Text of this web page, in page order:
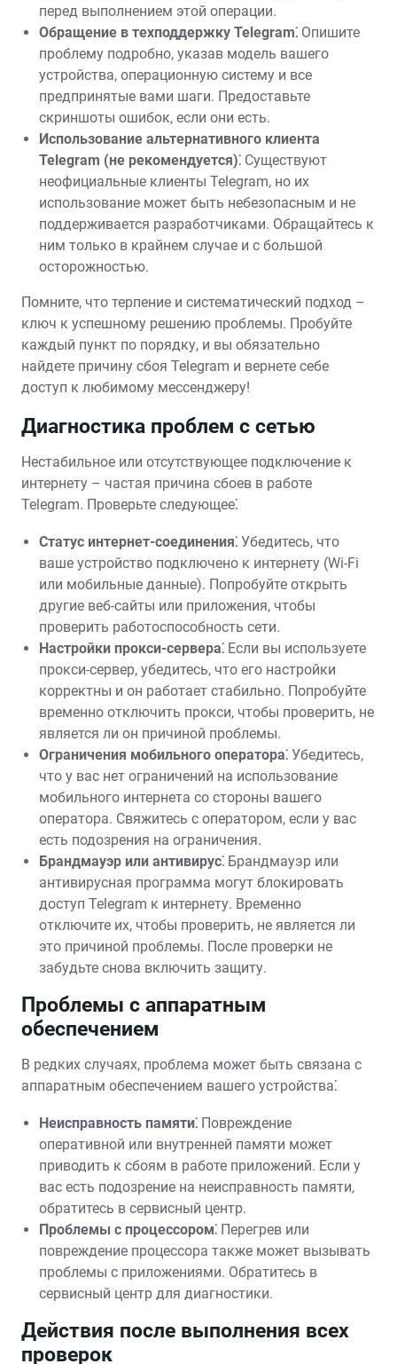
перед выполнением этой операции.
Обращение в техподдержку Telegram⁚ Опишите
проблему подробно, указав модель вашего
устройства, операционную систему и все
предпринятые вами шаги. Предоставьте
скриншоты ошибок, если они есть.
Использование альтернативного клиента
Telegram (не рекомендуется)⁚ Существуют
неофициальные клиенты Telegram, но их
использование может быть небезопасным и не
поддерживается разработчиками. Обращайтесь к
ним только в крайнем случае и с большой
осторожностью.
Помните, что терпение и систематический подход –
ключ к успешному решению проблемы. Пробуйте
каждый пункт по порядку, и вы обязательно
найдете причину сбоя Telegram и вернете себе
доступ к любимому мессенджеру!
Диагностика проблем с сетью
Нестабильное или отсутствующее подключение к
интернету – частая причина сбоев в работе
Telegram. Проверьте следующее⁚
Статус интернет-соединения⁚ Убедитесь, что
ваше устройство подключено к интернету (Wi-Fi
или мобильные данные). Попробуйте открыть
другие веб-сайты или приложения, чтобы
проверить работоспособность сети.
Настройки прокси-сервера⁚ Если вы используете
прокси-сервер, убедитесь, что его настройки
корректны и он работает стабильно. Попробуйте
временно отключить прокси, чтобы проверить, не
является ли он причиной проблемы.
Ограничения мобильного оператора⁚ Убедитесь,
что у вас нет ограничений на использование
мобильного интернета со стороны вашего
оператора. Свяжитесь с оператором, если у вас
есть подозрения на ограничения.
Брандмауэр или антивирус⁚ Брандмауэр или
антивирусная программа могут блокировать
доступ Telegram к интернету. Временно
отключите их, чтобы проверить, не является ли
это причиной проблемы. После проверки не
забудьте снова включить защиту.
Проблемы с аппаратным
обеспечением
В редких случаях, проблема может быть связана с
аппаратным обеспечением вашего устройства⁚
Неисправность памяти⁚ Повреждение
оперативной или внутренней памяти может
приводить к сбоям в работе приложений. Если у
вас есть подозрение на неисправность памяти,
обратитесь в сервисный центр.
Проблемы с процессором⁚ Перегрев или
повреждение процессора также может вызывать
проблемы с приложениями. Обратитесь в
сервисный центр для диагностики.
Действия после выполнения всех
проверок